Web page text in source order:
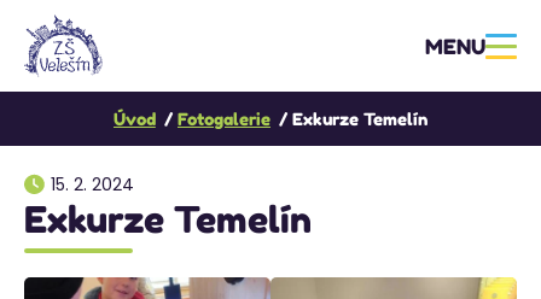
MENU
Úvod Fotogalerie Exkurze Temelín
15. 2. 2024
Exkurze Temelín